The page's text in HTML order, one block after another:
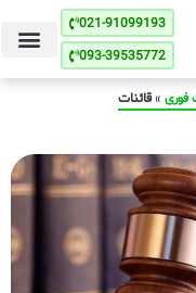
021-91099193
093-39535772
فوری »قائنات